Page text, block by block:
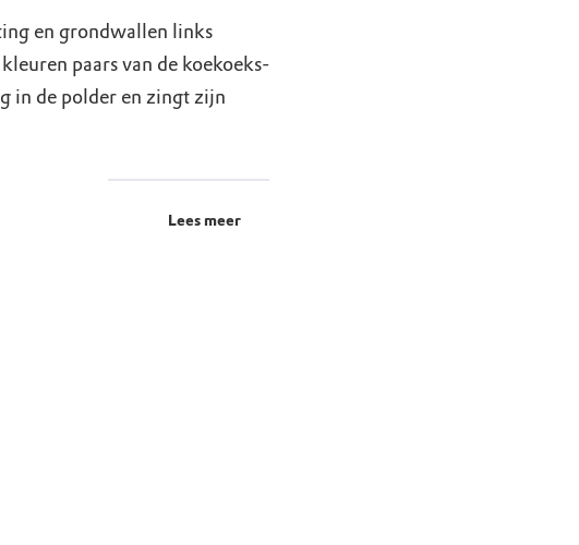
en grondwallen links
paars van de koekoeks-
in de polder en zingt zijn
Lees meer